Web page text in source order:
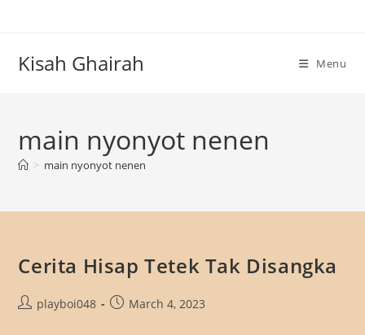
Kisah Ghairah Menu
main nyonyot nenen
> main nyonyot nenen
Cerita Hisap Tetek Tak Disangka
Postplayboi048
PostMarch 4, 2023